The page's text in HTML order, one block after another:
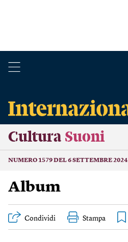
Cultura Suoni
NUMERO 1579 DEL 6 SETTEMBRE 2024
Album
Condividi Stampa